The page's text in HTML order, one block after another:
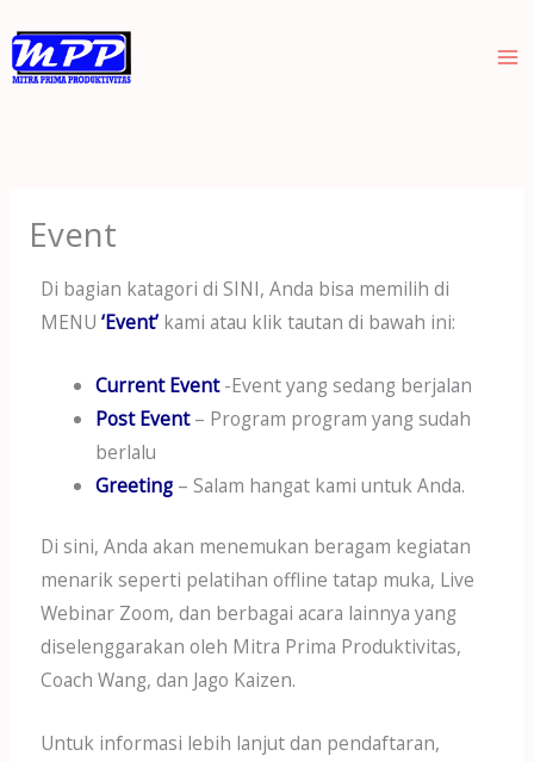
to
content
Event
Di bagian katagori di SINI, Anda bisa memilih di
MENU ‘Event’kami atau klik tautan di bawah ini:
Current Event-Event yang sedang berjalan
Post Event– Program program yang sudah
berlalu
Greeting – Salam hangat kami untuk Anda.
Di sini, Anda akan menemukan beragam kegiatan
menarik seperti pelatihan offline tatap muka, Live
Webinar Zoom, dan berbagai acara lainnya yang
diselenggarakan oleh Mitra Prima Produktivitas,
Coach Wang, dan Jago Kaizen.
Untuk informasi lebih lanjut dan pendaftaran,